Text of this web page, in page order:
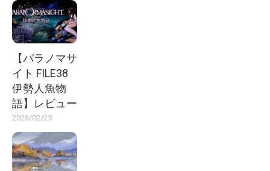
【パラノマサ
イト FILE38
伊勢人魚物
語】レビュー
2026/02/25